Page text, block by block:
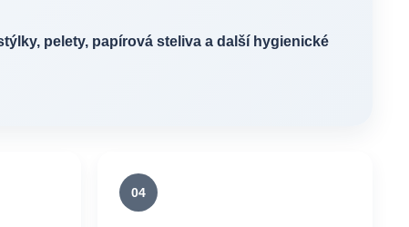
pelety, papírová steliva a další hygienické
04